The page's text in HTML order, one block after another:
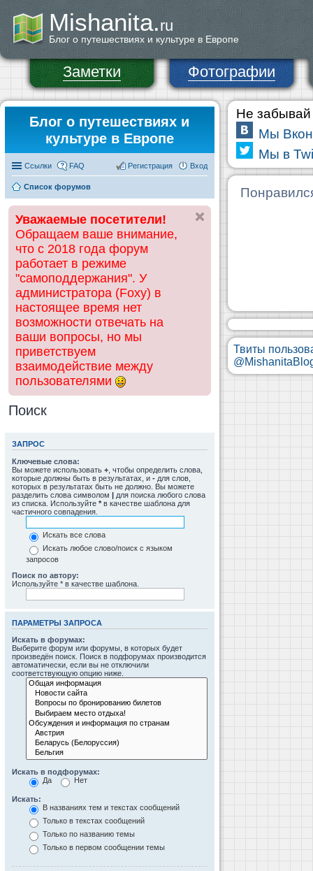
Mishanita.ru
Блог о путешествиях и культуре в Европе
Заметки Фотографии
Блог о путешествиях и
культуре в Европе
Ссылки FAQ Вход
Регистрация
Список форумов
Уважаемые посетители!
Обращаем ваше внимание,
что с 2018 года форум
работает в режиме
"самоподдержания". У
администратора (Foxy) в
настоящее время нет
возможности отвечать на
ваши вопросы, но мы
приветствуем
взаимодействие между
пользователями
Поиск
ЗАПРОС
Ключевые слова:
Вы можете использовать + , чтобы определить слова,
которые должны быть в результатах, и - для слов,
которых в результатах быть не должно. Вы можете
разделить слова символом | для поиска любого слова
из списка. Используйте * в качестве шаблона для
частичного совпадения.
Искать все слова
Искать любое слово/поиск с языком
запросов
Поиск по автору:
Используйте * в качестве шаблона.
ПАРАМЕТРЫ ЗАПРОСА
Искать в форумах:
Выберите форум или форумы, в которых будет
произведён поиск. Поиск в подфорумах производится
автоматически, если вы не отключили
соответствующую опцию ниже.
Искать в подфорумах:
Да
Нет
Искать:
В названиях тем и текстах сообщений
Только в текстах сообщений
Только по названию темы
Только в первом сообщении темы
Не забывай
Мы
Мы в
Твиты